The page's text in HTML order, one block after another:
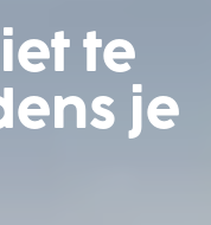
te
je